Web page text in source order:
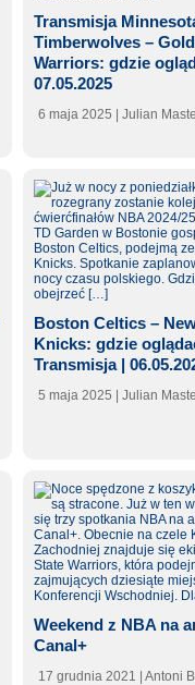
Transmisja
Timberwolves –
Warriors: gdzie
07.05.2025
6 maja 2025 | Julian
Boston Celtics –
Knicks: gdzie
Transmisja |
5 maja 2025 | Julian
Weekend z NBA na
Canal+
17 grudnia 2021 | Antoni